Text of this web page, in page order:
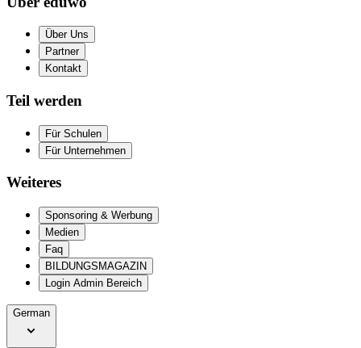
Über Uns
Partner
Kontakt
Teil werden
Für Schulen
Für Unternehmen
Weiteres
Sponsoring & Werbung
Medien
Faq
BILDUNGSMAGAZIN
Login Admin Bereich
German